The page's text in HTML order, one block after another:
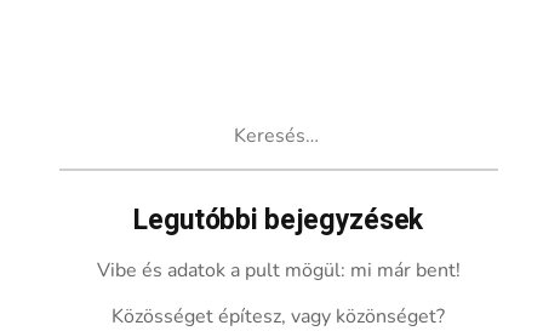
Legutóbbi bejegyzések
Vibe és adatok a pult mögül: mi már bent!
Közösséget építesz, vagy közönséget?